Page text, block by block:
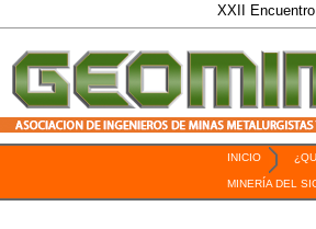
XXII Encuentro sobre
INICIO
MINERÍA DEL